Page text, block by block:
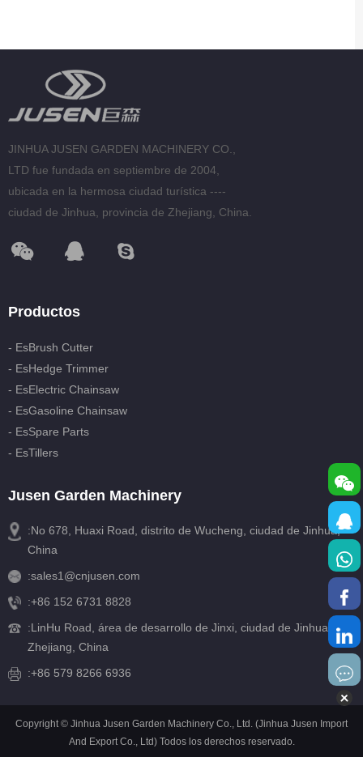
JINHUA JUSEN GARDEN MACHINERY CO.,
LTD fue fundada en septiembre de 2004,
ubicada en la hermosa ciudad turística ----
ciudad de Jinhua, provincia de Zhejiang, China.
Productos
- EsBrush Cutter
- EsHedge Trimmer
- EsElectric Chainsaw
- EsGasoline Chainsaw
- EsSpare Parts
- EsTillers
Jusen Garden Machinery
:No 678, Huaxi Road, distrito de Wucheng, ciudad de Jinhua,
China
:sales1@cnjusen.com
:+86 152 6731 8828
:LinHu Road, área de desarrollo de Jinxi, ciudad de Jinhua,
Zhejiang, China
:+86 579 8266 6936
Copyright © Jinhua Jusen Garden Machinery Co., Ltd. (Jinhua Jusen Import
And Export Co., Ltd) Todos los derechos reservado.